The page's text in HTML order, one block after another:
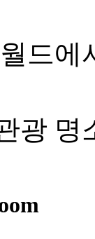
드
광 명